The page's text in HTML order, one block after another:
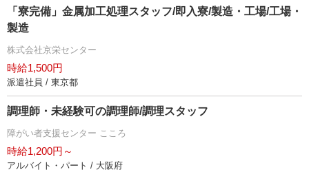
「寮完備」金属加工処理スタッフ/即入寮/製造・工場/工場・
製造
株式会社京栄センター
時給1,500円
派遣社員 / 東京都
調理師・未経験可の調理師/調理スタッフ
障がい者支援センター こころ
時給1,200円～
アルバイト・パート / 大阪府